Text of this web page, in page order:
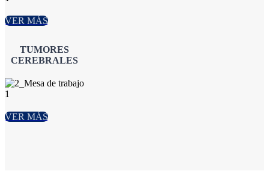
VER MÁS
TUMORES
CEREBRALES
VER MÁS